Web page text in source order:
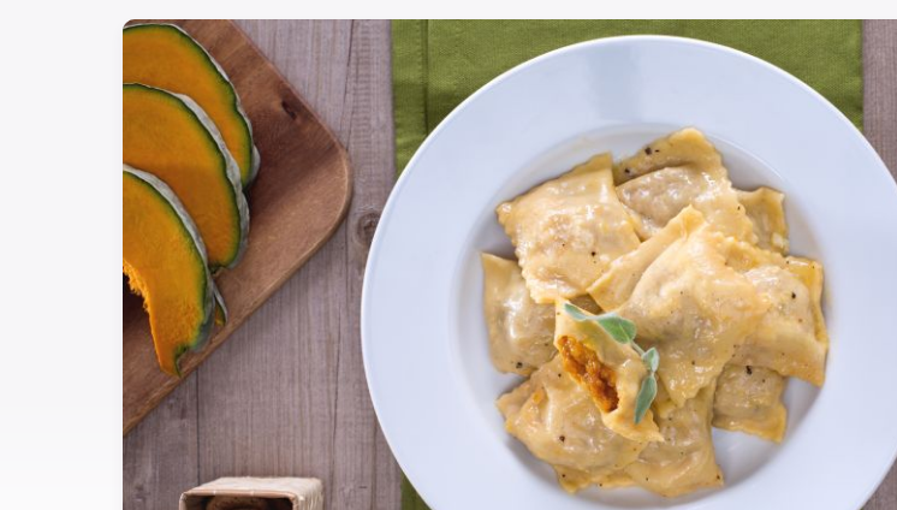
Boissons et rafraîchissements
Accompagnement
Pizzas et focaccia
Gateaux et patisserie
Dernieres recettes
IT Website